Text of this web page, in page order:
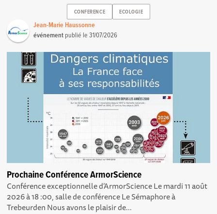
CONFERENCE ECOLOGIE
Jean-Marie Haussonne
événement publié le31/07/2026
Prochaine Conférence ArmorScience
Conférence exceptionnelle d’ArmorScience Le mardi 11 août
2026 à 18 :00, salle de conférence Le Sémaphore à
Trebeurden Nous avons le plaisir de...